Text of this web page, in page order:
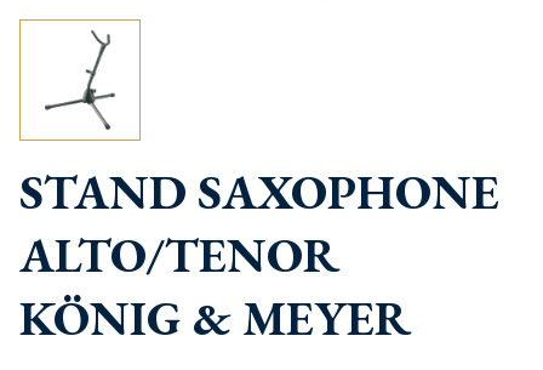
STAND SAXOPHONE
ALTO/TENOR
KÖNIG & MEYER